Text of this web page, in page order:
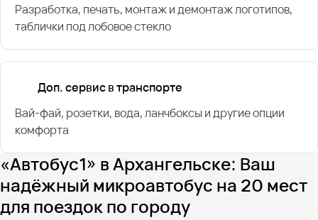
Разработка, печать, монтаж и демонтаж логотипов,
таблички под лобовое стекло
Доп. сервис в транспорте
Вай-фай, розетки, вода, ланчбоксы и другие опции
комфорта
«Автобус1» в Архангельске: Ваш
надёжный микроавтобус на 20 мест
для поездок по городу